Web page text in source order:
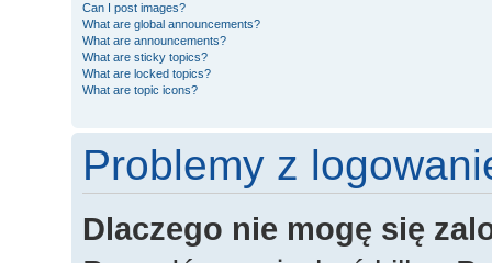
Can I post images?
What are global announcements?
What are announcements?
What are sticky topics?
What are locked topics?
What are topic icons?
Problemy z
Dlaczego nie mogę się